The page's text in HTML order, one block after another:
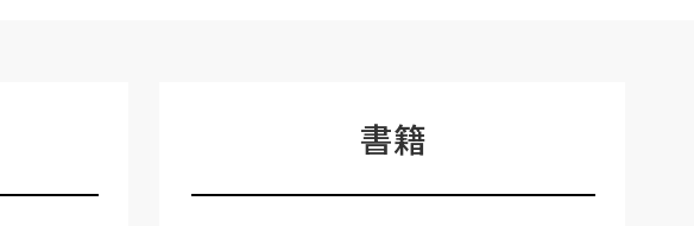
書籍